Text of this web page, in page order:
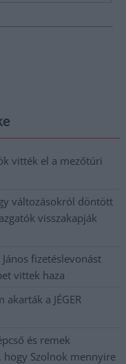
vitték el a mezőtúri
változásokról döntött
visszakapják
fizetéslevonást
vittek haza
a JÉGER
és remek
Szolnok mennyire